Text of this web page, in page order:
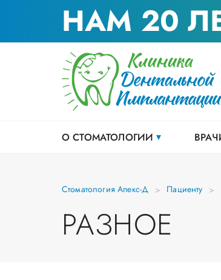
НАМ 20
О СТОМАТОЛОГИИ
Стоматология Апекс-Д Пациенту
РАЗНОЕ